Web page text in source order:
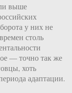
выше
у них не
столь
— точно так же
хоть
адаптации.